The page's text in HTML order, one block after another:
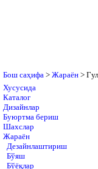
Бош саҳифа > Жараён >
Хусусида
Каталог
Дизайнлар
Буюртма бериш
Шахслар
Жараён
Дезайнлаштириш
Бўяш
Бўёқлар